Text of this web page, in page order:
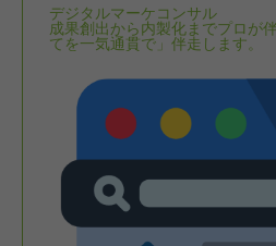
デジタルマーケコンサル
成果創出から内製化までプロが
てを一気通貫で」伴走します。